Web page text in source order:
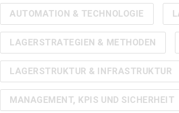
AUTOMATION & TECHNOLOGIE
LAGERSTRATEGIEN & METHODEN
LAGERSTRUKTUR & INFRASTRUKTUR
MANAGEMENT, KPIS UND SICHERHEIT